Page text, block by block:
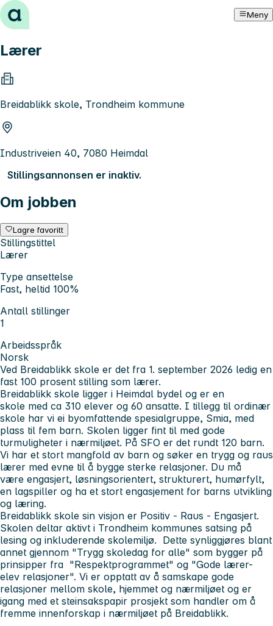
Hopp til innhold Meny
Lærer
Breidablikk skole, Trondheim kommune
Industriveien 40, 7080 Heimdal
Stillingsannonsen er inaktiv.
Om jobben
Lagre favoritt
Stillingstittel
Lærer
Type ansettelse
Fast, heltid 100%
Antall stillinger
1
Arbeidsspråk
Norsk
Ved Breidablikk skole er det fra 1. september 2026 ledig en
fast 100 prosent stilling som lærer.
Breidablikk skole ligger i Heimdal bydel og er en
skole med ca 310 elever og 60 ansatte. I tillegg til ordinær
skole har vi ei byomfattende spesialgruppe, Smia, med
plass til fem barn. Skolen ligger fint til med gode
turmuligheter i nærmiljøet. På SFO er det rundt 120 barn.
Vi har et stort mangfold av barn og søker en trygg og raus
lærer med evne til å bygge sterke relasjoner. Du må
være engasjert, løsningsorientert, strukturert, humørfylt,
en lagspiller og ha et stort engasjement for barns utvikling
og læring.
Breidablikk skole sin visjon er Positiv - Raus - Engasjert.
Skolen deltar aktivt i Trondheim kommunes satsing på
lesing og inkluderende skolemiljø. Dette synliggjøres blant
annet gjennom "Trygg skoledag for alle" som bygger på
prinsipper fra "Respektprogrammet" og "Gode lærer-
elev relasjoner". Vi er opptatt av å samskape gode
relasjoner mellom skole, hjemmet og nærmiljøet og er
igang med et steinsakspapir prosjekt som handler om å
fremme innenforskap i nærmiljøet på Breidablikk.